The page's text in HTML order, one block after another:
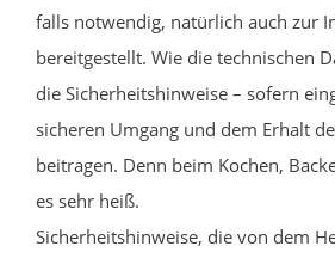
falls notwendig, natürlich auch zur
bereitgestellt. Wie die technischen
die Sicherheitshinweise – sofern
sicheren Umgang und dem Erhalt
beitragen. Denn beim Kochen,
es sehr heiß.
Sicherheitshinweise, die von dem